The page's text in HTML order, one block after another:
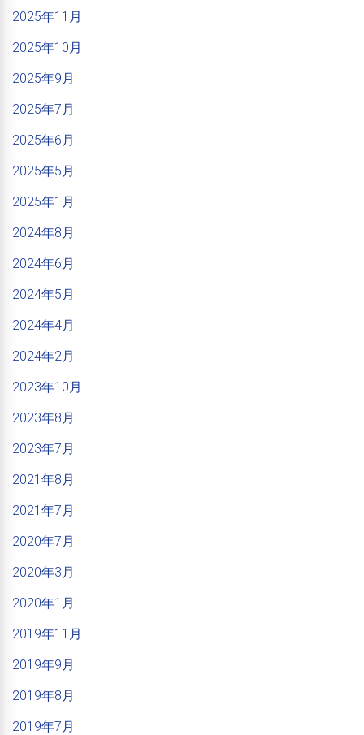
2025年11月
2025年10月
2025年9月
2025年7月
2025年6月
2025年5月
2025年1月
2024年8月
2024年6月
2024年5月
2024年4月
2024年2月
2023年10月
2023年8月
2023年7月
2021年8月
2021年7月
2020年7月
2020年3月
2020年1月
2019年11月
2019年9月
2019年8月
2019年7月